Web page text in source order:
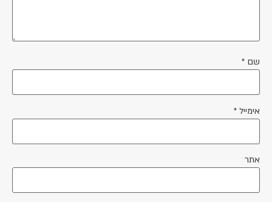
שם *
אימייל *
אתר